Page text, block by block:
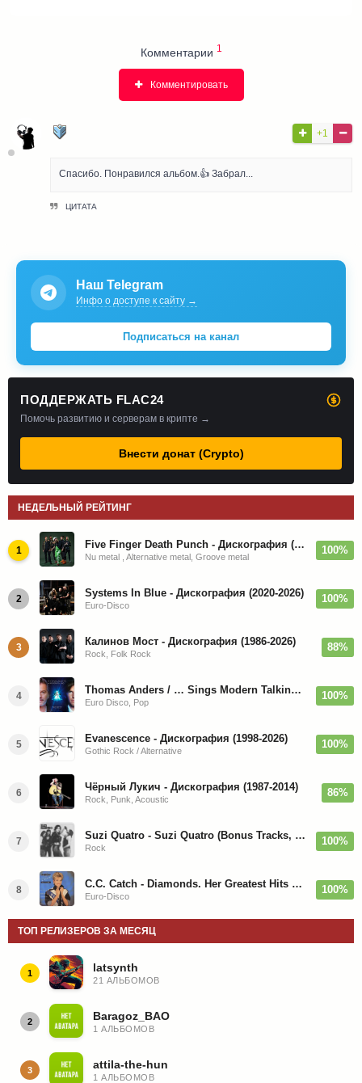
Комментарии 1
Комментировать
+1
Спасибо. Понравился альбом.👍 Забрал...
ЦИТАТА
Наш Telegram
Инфо о доступе к сайту →
Подписаться на канал
ПОДДЕРЖАТЬ FLAC24
Помочь развитию и серверам в крипте →
Внести донат (Crypto)
НЕДЕЛЬНЫЙ РЕЙТИНГ
1 Five Finger Death Punch - Дискография (2008-2026)
Nu metal , Alternative metal, Groove metal
100%
2 Systems In Blue - Дискография (2020-2026)
Euro-Disco
100%
3 Калинов Мост - Дискография (1986-2026)
Rock, Folk Rock
88%
4 Thomas Anders / … Sings Modern Talking: The Best hi-res
Euro Disco, Pop
100%
5 Evanescence - Дискография (1998-2026)
Gothic Rock / Alternative
100%
6 Чёрный Лукич - Дискография (1987-2014)
Rock, Punk, Acoustic
86%
7 Suzi Quatro - Suzi Quatro (Bonus Tracks, Remaster) 1973/2022
Rock
100%
8 C.C. Catch - Diamonds. Her Greatest Hits 1988
Euro-Disco
100%
ТОП РЕЛИЗЕРОВ ЗА МЕСЯЦ
1 latsynth
21 АЛЬБОМОВ
2 Baragoz_BAO
1 АЛЬБОМОВ
3 attila-the-hun
1 АЛЬБОМОВ